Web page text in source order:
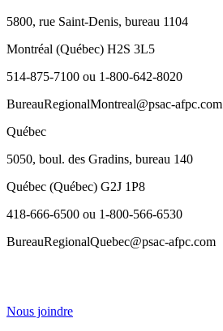
5800, rue Saint-Denis, bureau 1104
Montréal (Québec) H2S 3L5
514-875-7100 ou 1-800-642-8020
BureauRegionalMontreal@psac-afpc.com
Québec
5050, boul. des Gradins, bureau 140
Québec (Québec) G2J 1P8
418-666-6500 ou 1-800-566-6530
BureauRegionalQuebec@psac-afpc.com
Nous joindre